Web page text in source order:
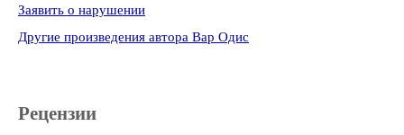
Заявить о нарушении
Другие произведения автора Вар Одис
Рецензии